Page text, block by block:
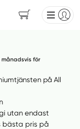
för
på All
utan endast
bästa pris på